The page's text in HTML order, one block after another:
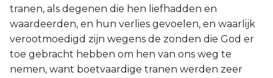
tranen, als degenen die hen liefhadden en
waardeerden, en hun verlies gevoelen, en waarlijk
verootmoedigd zijn wegens de zonden die God er
toe gebracht hebben om hen van ons weg te
nemen, want boetvaardige tranen werden zeer